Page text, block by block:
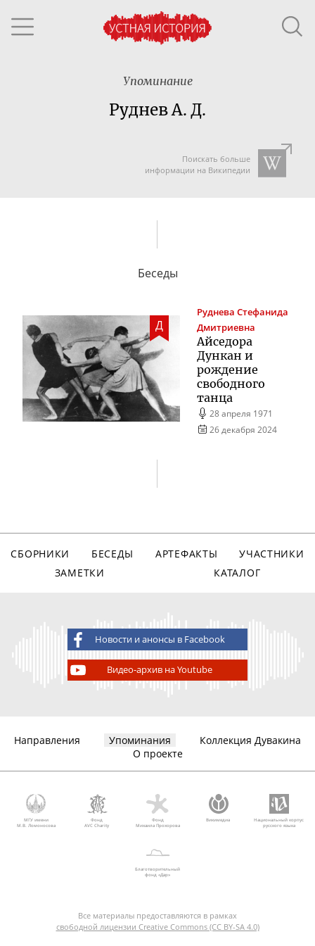
Упоминание
Руднев А. Д.
Поискать больше
информации на Википедии
Беседы
Д
Руднева Стефанида
Дмитриевна
Айседора
Дункан и
рождение
свободного
танца
28 апреля 1971
26 декабря 2024
СБОРНИКИ БЕСЕДЫ АРТЕФАКТЫ
УЧАСТНИКИ
ЗАМЕТКИ
КАТАЛОГ
Новости и анонсы в Facebook
Видео-архив на Youtube
Направления Упоминания
Коллекция Дувакина
О проекте
МГУ имени
М.В. Ломоносова
Фонд
AVC Charity
Фонд
Михаила Прохорова
Викимедиа
Национальный корпус
русского языка
Благотворительный
фонд «Дар»
Все материалы предоставляются в рамках
свободной лицензии Creative Commons (CC BY-SA 4.0)